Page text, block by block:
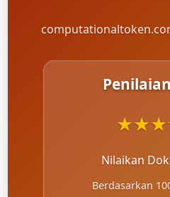
★★★
Nilaikan
Berdasarkan